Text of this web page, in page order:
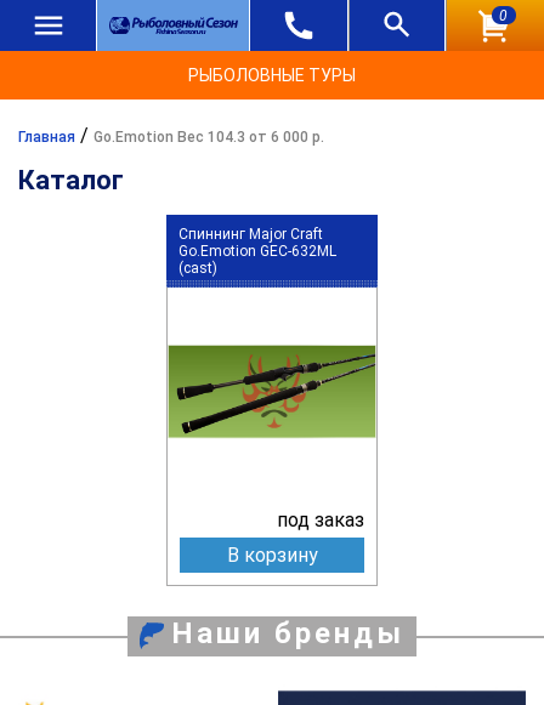
0
РЫБОЛОВНЫЕ ТУРЫ
Главная / Go.Emotion Вес 104.3 от 6 000 р.
Каталог
Спиннинг Major Craft
Go.Emotion GEC-632ML
(cast)
под заказ
В корзину
Наши бренды